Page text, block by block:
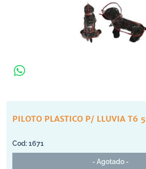
PILOTO PLASTICO P/ LLUVIA T6
1671
- Agotado -